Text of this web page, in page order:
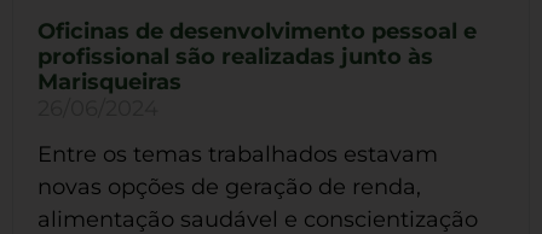
Oficinas de desenvolvimento pessoal e
profissional são realizadas junto às
Marisqueiras
Entre os temas trabalhados estavam
novas opções de geração de renda,
alimentação saudável e conscientização